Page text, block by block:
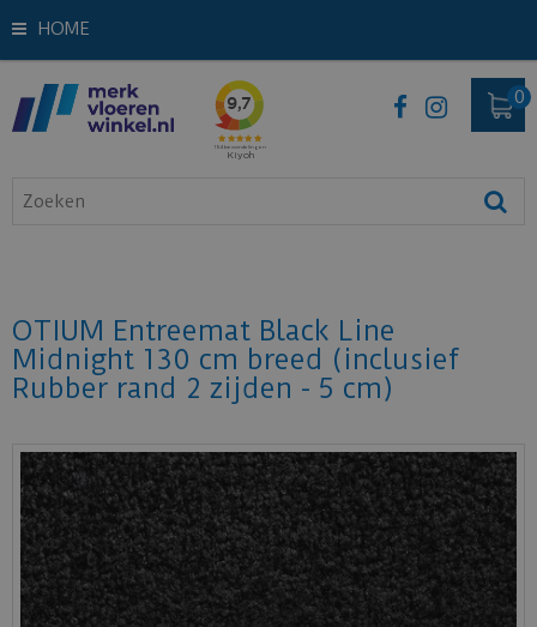
HOME
OTIUM Entreemat Black Line
Midnight 130 cm breed (inclusief
Rubber rand 2 zijden - 5 cm)